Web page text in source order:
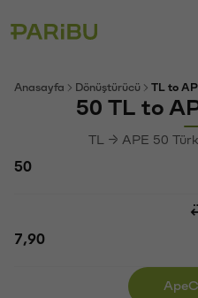
Anasayfa Dönüştürücü TL to
50 TL to
TL → APE 50